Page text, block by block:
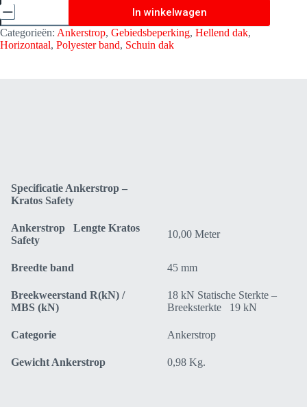
Ankerstrop
verstelbaar
5,00
Meter
-
In winkelwagen
Categorieën: Ankerstrop, Gebiedsbeperking, Hellend dak,
Horizontaal, Polyester band, Schuin dak
Specificatie Ankerstrop –
Kratos Safety
Ankerstrop Lengte Kratos
Safety
10,00 Meter
Breedte band 45 mm
Breekweerstand R(kN) /
MBS (kN)
18 kN Statische Sterkte –
Breeksterkte 19 kN
Categorie Ankerstrop
Gewicht Ankerstrop 0,98 Kg.